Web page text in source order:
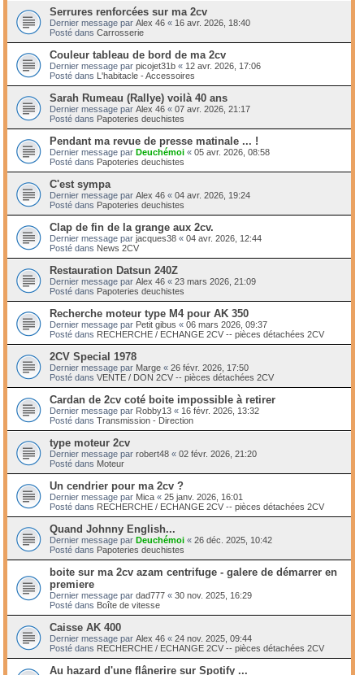
Serrures renforcées sur ma 2cv
Dernier message par Alex 46 « 16 avr. 2026, 18:40
Posté dans Carrosserie
Couleur tableau de bord de ma 2cv
Dernier message par picojet31b « 12 avr. 2026, 17:06
Posté dans L'habitacle - Accessoires
Sarah Rumeau (Rallye) voilà 40 ans
Dernier message par Alex 46 « 07 avr. 2026, 21:17
Posté dans Papoteries deuchistes
Pendant ma revue de presse matinale ... !
Dernier message par Deuchémoi « 05 avr. 2026, 08:58
Posté dans Papoteries deuchistes
C'est sympa
Dernier message par Alex 46 « 04 avr. 2026, 19:24
Posté dans Papoteries deuchistes
Clap de fin de la grange aux 2cv.
Dernier message par jacques38 « 04 avr. 2026, 12:44
Posté dans News 2CV
Restauration Datsun 240Z
Dernier message par Alex 46 « 23 mars 2026, 21:09
Posté dans Papoteries deuchistes
Recherche moteur type M4 pour AK 350
Dernier message par Petit gibus « 06 mars 2026, 09:37
Posté dans RECHERCHE / ECHANGE 2CV -- pièces détachées 2CV
2CV Special 1978
Dernier message par Marge « 26 févr. 2026, 17:50
Posté dans VENTE / DON 2CV -- pièces détachées 2CV
Cardan de 2cv coté boite impossible à retirer
Dernier message par Robby13 « 16 févr. 2026, 13:32
Posté dans Transmission - Direction
type moteur 2cv
Dernier message par robert48 « 02 févr. 2026, 21:20
Posté dans Moteur
Un cendrier pour ma 2cv ?
Dernier message par Mica « 25 janv. 2026, 16:01
Posté dans RECHERCHE / ECHANGE 2CV -- pièces détachées 2CV
Quand Johnny English...
Dernier message par Deuchémoi « 26 déc. 2025, 10:42
Posté dans Papoteries deuchistes
boite sur ma 2cv azam centrifuge - galere de démarrer en
premiere
Dernier message par dad777 « 30 nov. 2025, 16:29
Posté dans Boîte de vitesse
Caisse AK 400
Dernier message par Alex 46 « 24 nov. 2025, 09:44
Posté dans RECHERCHE / ECHANGE 2CV -- pièces détachées 2CV
Au hazard d'une flânerire sur Spotify ...